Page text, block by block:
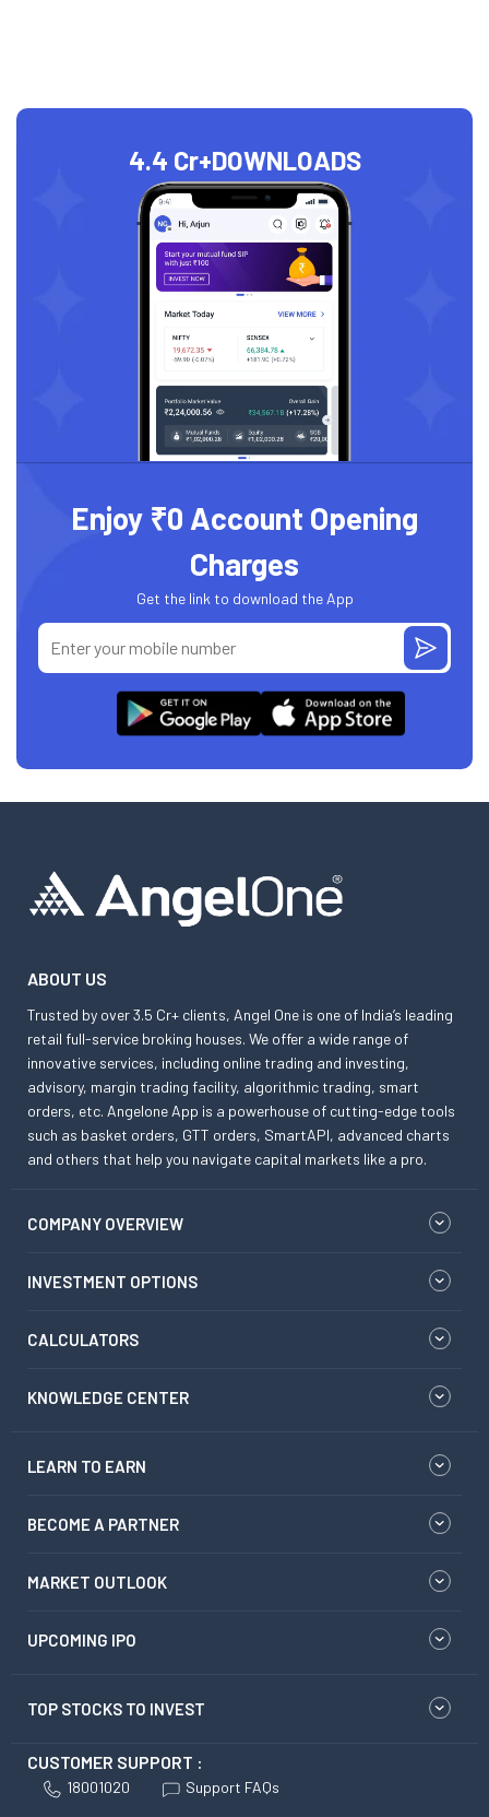
4.4 Cr+DOWNLOADS
Enjoy ₹0 Account Opening
Charges
Get the link to download the App
ABOUT US
Trusted by over 3.5 Cr+ clients, Angel One is one of India’s leading
retail full-service broking houses. We offer a wide range of
innovative services, including online trading and investing,
advisory, margin trading facility, algorithmic trading, smart
orders, etc. Angelone App is a powerhouse of cutting-edge tools
such as basket orders, GTT orders, SmartAPI, advanced charts
and others that help you navigate capital markets like a pro.
COMPANY OVERVIEW
INVESTMENT OPTIONS
CALCULATORS
KNOWLEDGE CENTER
LEARN TO EARN
BECOME A PARTNER
MARKET OUTLOOK
UPCOMING IPO
TOP STOCKS TO INVEST
CUSTOMER SUPPORT :
18001020 Support FAQs